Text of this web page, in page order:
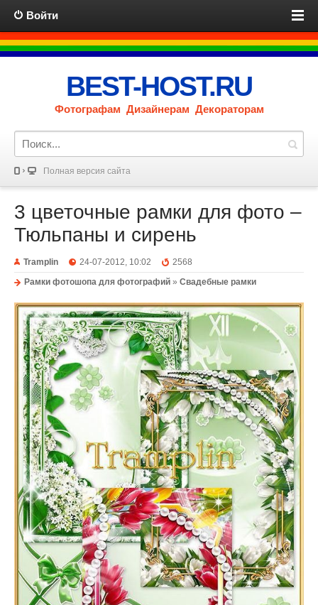
Войти
BEST-HOST.RU
Фотографам Дизайнерам Декораторам
Полная версия сайта
3 цветочные рамки для фото –
Тюльпаны и сирень
Tramplin 24-07-2012, 10:02
2568
Рамки фотошопа для фотографий » Свадебные рамки